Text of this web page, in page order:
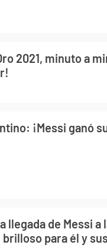
2021, minuto a
¡Messi ganó
llegada de Messi a
para él y